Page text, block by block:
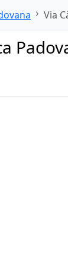
Via